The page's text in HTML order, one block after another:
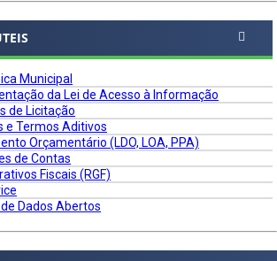
Municipal
da Lei de Acesso à Informação
de Licitação
e Termos Aditivos
Orçamentário (LDO, LOA, PPA)
de Contas
Fiscais (RGF)
Dados Abertos